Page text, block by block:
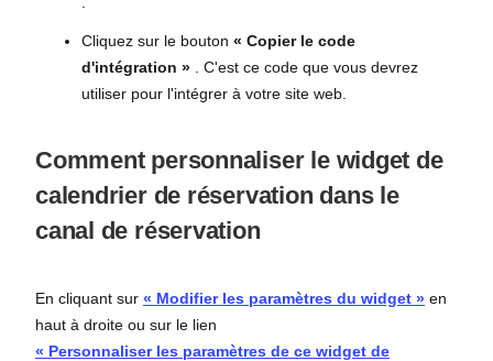
Cliquez sur le bouton « Copier le code
d'intégration » . C'est ce code que vous devrez
utiliser pour l'intégrer à votre site web.
Comment personnaliser le widget de
calendrier de réservation dans le
canal de réservation
En cliquant sur « Modifier les paramètres du widget » en
haut à droite ou sur le lien
« Personnaliser les paramètres de ce widget de